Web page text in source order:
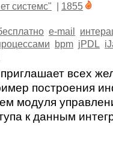
системс"
1855
e-mail
bpm jPDL
всех
построения
модуля
к данным